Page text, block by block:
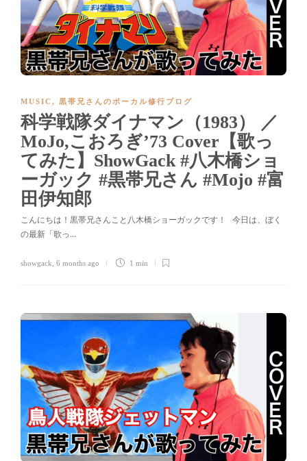
MUSIC , 黒帯兄さんのボーカル修行ブログ
科学戦隊ダイナマン（1983） ／
MoJo,こおろぎ’73 Cover【歌っ
てみた】ShowGack #八木橋ショ
ーガック #黒帯兄さん #Mojo #富
田伊知郎
こんにちは！黒帯兄さんこと八木橋ショーガックです！ 今日は、ぼく
の最新「歌っ…
showgack 6 months ago 1 min